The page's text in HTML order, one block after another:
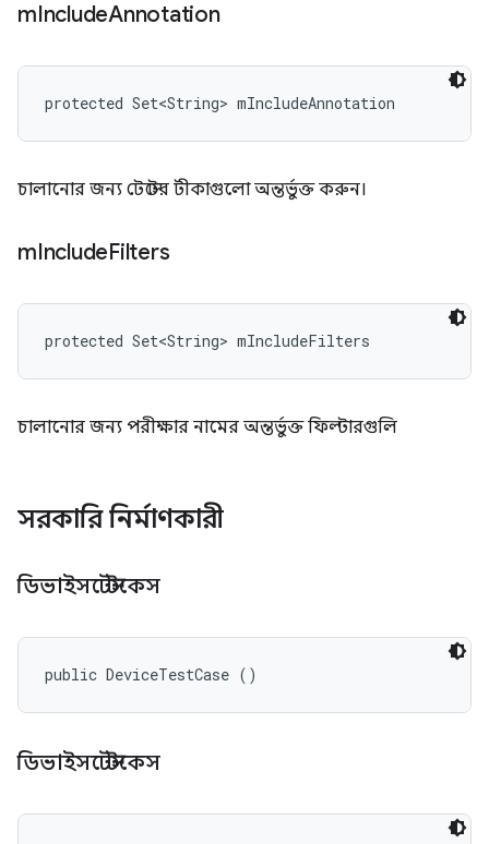
mIncludeAnnotation
protected Set<String> mIncludeAnnotation
চালানোর জন্য টেস্টের টীকাগুলো অন্তর্ভুক্ত করুন।
mIncludeFilters
protected Set<String> mIncludeFilters
চালানোর জন্য পরীক্ষার নামের অন্তর্ভুক্ত ফিল্টারগুলি
সরকারি নির্মাণকারী
ডিভাইসটেস্টকেস
public DeviceTestCase ()
ডিভাইসটেস্টকেস